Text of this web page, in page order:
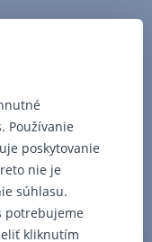
Živica je dobrovoľné,
Používanie
poskytovanie
nie je
súhlasu.
potrebujeme
kliknutím